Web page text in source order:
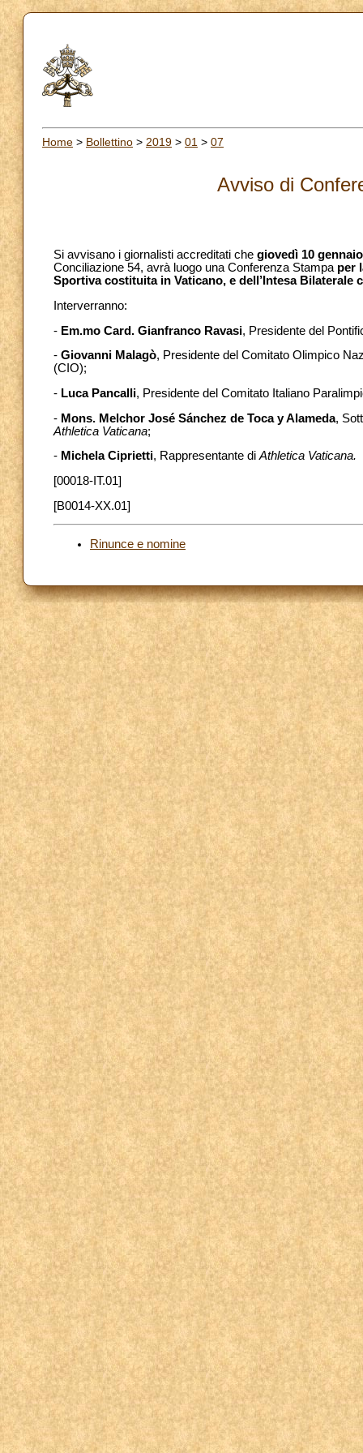
Home > Bollettino > 2019 > 01 > 07
Avviso di
Si avvisano i giornalisti accreditati che giovedì 10
Conciliazione 54, avrà luogo una Conferenza Stampa per
Sportiva costituita in Vaticano, e dell’Intesa
Interverranno:
- Em.mo Card. Gianfranco Ravasi, Presidente del
- Giovanni Malagò, Presidente del Comitato Olimpico
(CIO);
- Luca Pancalli, Presidente del Comitato Italiano
- Mons. Melchor José Sánchez de Toca y Alameda,
Athletica Vaticana;
- Michela Ciprietti, Rappresentante diAthletica Vaticana.
[00018-IT.01]
[B0014-XX.01]
Rinunce e nomine